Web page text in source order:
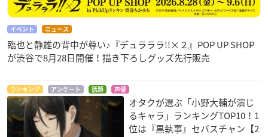
イベント ニュース
臨也と静雄の背中が尊い♪『デュラララ!!×２』POP UP SHOP
が渋谷で8月28日開催！描き下ろしグッズ先行販売
ランキング アンケート 話題 声優
オタクが選ぶ「小野大輔が演じ
るキャラ」ランキングTOP10！1
位は『黒執事』セバスチャン【2